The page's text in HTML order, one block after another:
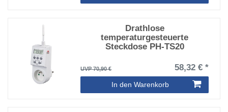
Drathlose
temperaturgesteuerte
Steckdose PH-TS20
UVP 70,90 € 58,32 € *
In den Warenkorb